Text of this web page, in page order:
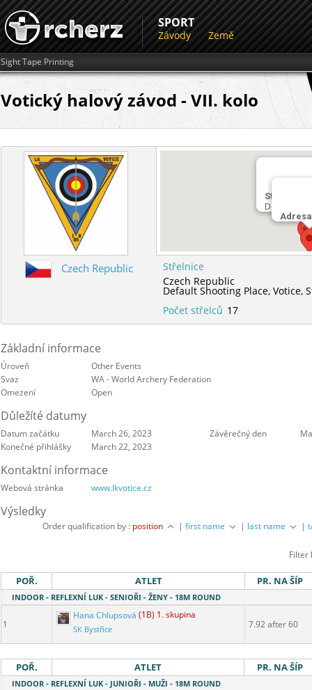
SPORT
Závody Země
Sight Tape Printing
Votický halový závod - VII. kolo
Střelnice
Default
Czech Republic
Střelnice
Czech Republic
Default Shooting Place,Votice,
Počet střelců 17
Základní informace
Úroveň
Other Events
Svaz
WA - World Archery Federation
Omezení
Open
Důležíté datumy
Datum začátku March 26, 2023 Závěrečný den
Konečné přihlášky
March 22, 2023
Kontaktní informace
Webová stránka www.lkvotice.cz
Výsledky
Order qualification by : position |first name | last name |
Filter
POŘ. ATLET PR. NA ŠÍP
INDOOR - REFLEXNÍ LUK - SENIOŘI - ŽENY - 18M ROUND
1
Hana Chlupsová (1B) 1. skupina
SK Bystřice 7.92 after 60
POŘ. ATLET PR. NA ŠÍP
INDOOR - REFLEXNÍ LUK - JUNIOŘI - MUŽI - 18M ROUND